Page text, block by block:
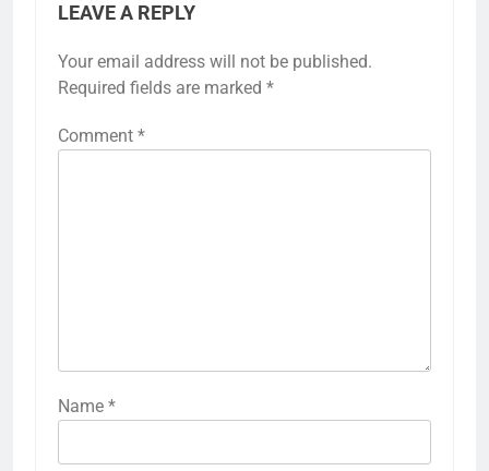
LEAVE A REPLY
Your email address will not be published.
Required fields are marked *
Comment *
Name *